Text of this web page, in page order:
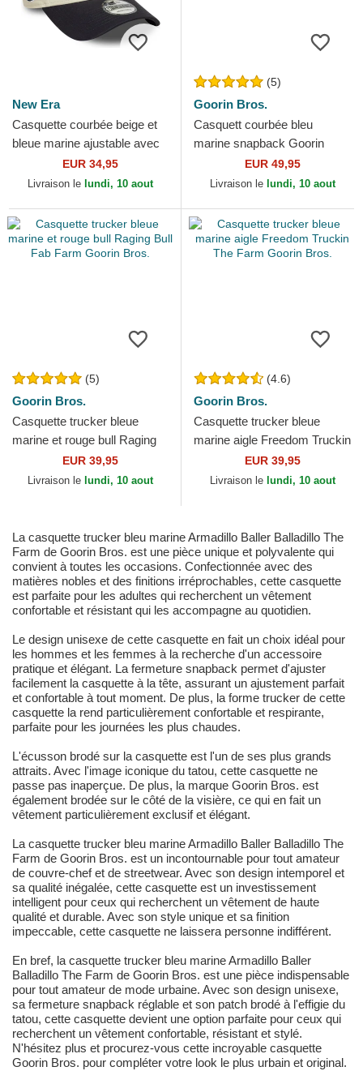
New Era
Casquette courbée beige et
bleue marine ajustable avec
logo bleu marine 9FORTY
World Series New...
EUR 34,95
Livraison le lundi, 10 aout
(5)
Goorin Bros.
Casquett courbée bleu
marine snapback Goorin
Bros. Power Full Throttle
Horse Play The Farm Navy...
EUR 49,95
Livraison le lundi, 10 aout
(5)
Goorin Bros.
Casquette trucker bleue
marine et rouge bull Raging
Bull Fab Farm Goorin Bros.
EUR 39,95
Livraison le lundi, 10 aout
(4.6)
Goorin Bros.
Casquette trucker bleue
marine aigle Freedom Truckin
The Farm Goorin Bros.
EUR 39,95
Livraison le lundi, 10 aout
La casquette trucker bleu marine Armadillo Baller Balladillo The
Farm de Goorin Bros. est une pièce unique et polyvalente qui
convient à toutes les occasions. Confectionnée avec des
matières nobles et des finitions irréprochables, cette casquette
est parfaite pour les adultes qui recherchent un vêtement
confortable et résistant qui les accompagne au quotidien.
Le design unisexe de cette casquette en fait un choix idéal pour
les hommes et les femmes à la recherche d'un accessoire
pratique et élégant. La fermeture snapback permet d'ajuster
facilement la casquette à la tête, assurant un ajustement parfait
et confortable à tout moment. De plus, la forme trucker de cette
casquette la rend particulièrement confortable et respirante,
parfaite pour les journées les plus chaudes.
L'écusson brodé sur la casquette est l'un de ses plus grands
attraits. Avec l'image iconique du tatou, cette casquette ne
passe pas inaperçue. De plus, la marque Goorin Bros. est
également brodée sur le côté de la visière, ce qui en fait un
vêtement particulièrement exclusif et élégant.
La casquette trucker bleu marine Armadillo Baller Balladillo The
Farm de Goorin Bros. est un incontournable pour tout amateur
de couvre-chef et de streetwear. Avec son design intemporel et
sa qualité inégalée, cette casquette est un investissement
intelligent pour ceux qui recherchent un vêtement de haute
qualité et durable. Avec son style unique et sa finition
impeccable, cette casquette ne laissera personne indifférent.
En bref, la casquette trucker bleu marine Armadillo Baller
Balladillo The Farm de Goorin Bros. est une pièce indispensable
pour tout amateur de mode urbaine. Avec son design unisexe,
sa fermeture snapback réglable et son patch brodé à l'effigie du
tatou, cette casquette devient une option parfaite pour ceux qui
recherchent un vêtement confortable, résistant et stylé.
N'hésitez plus et procurez-vous cette incroyable casquette
Goorin Bros. pour compléter votre look le plus urbain et original.